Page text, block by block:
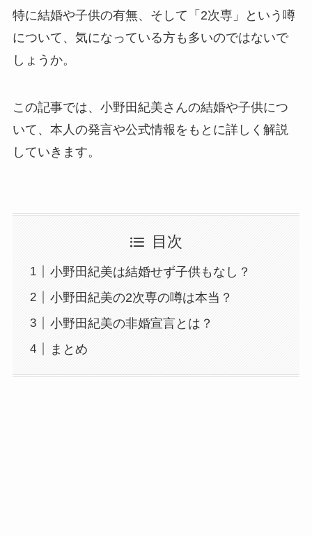
特に結婚や子供の有無、そして「2次専」という噂
について、気になっている方も多いのではないで
しょうか。
この記事では、小野田紀美さんの結婚や子供につ
いて、本人の発言や公式情報をもとに詳しく解説
していきます。
目次
小野田紀美は結婚せず子供もなし？
小野田紀美の2次専の噂は本当？
小野田紀美の非婚宣言とは？
まとめ